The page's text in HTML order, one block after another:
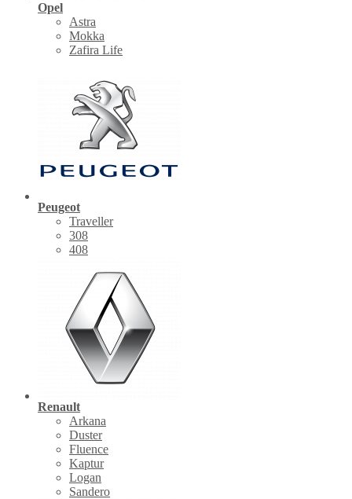
Opel
Astra
Mokka
Zafira Life
Peugeot
Traveller
308
408
Renault
Arkana
Duster
Fluence
Kaptur
Logan
Sandero